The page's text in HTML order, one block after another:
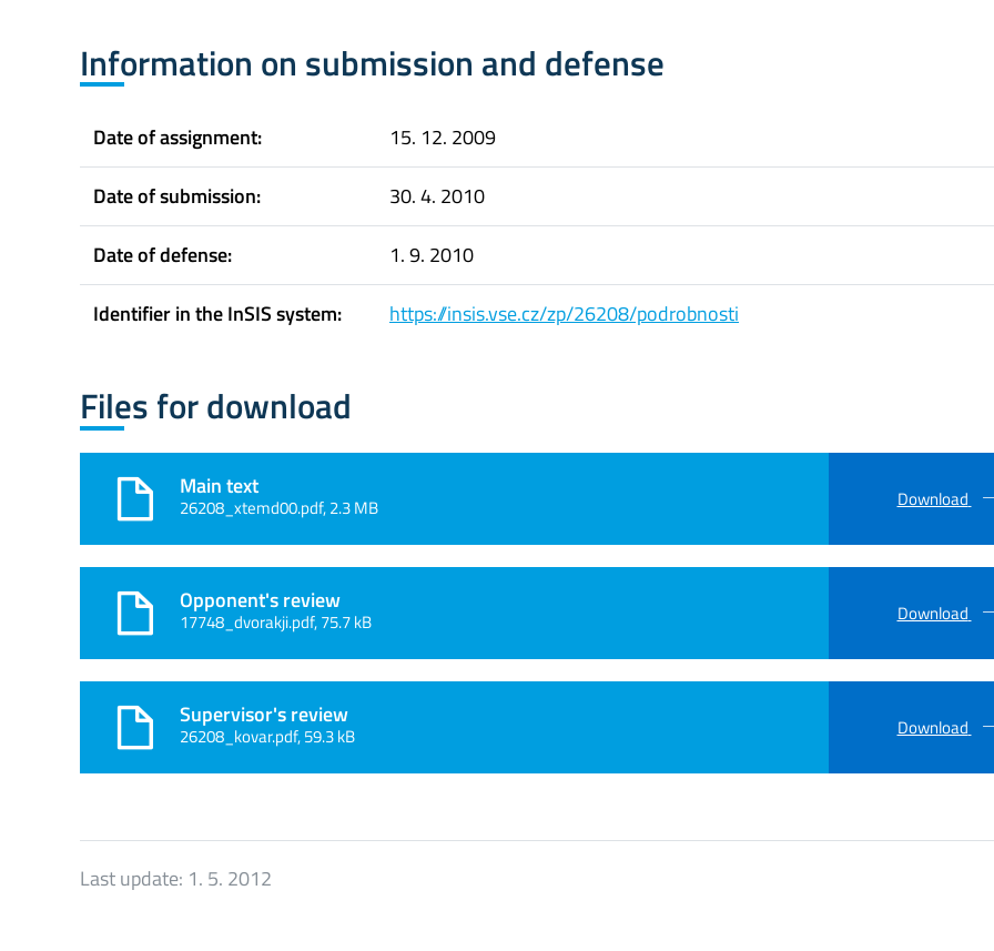
Information on submission and defense
Date of assignment:
15. 12. 2009
Date of submission:
30. 4. 2010
Date of defense:
1. 9. 2010
Identifier in the InSIS system:
https://insis.vse.cz/zp/26208/podrobnosti
Files for download
Main text
26208_xtemd00.pdf, 2.3 MB Download
Opponent's review
17748_dvorakji.pdf, 75.7 kB Download
Supervisor's review
26208_kovar.pdf, 59.3 kB Download
Last update: 1. 5. 2012